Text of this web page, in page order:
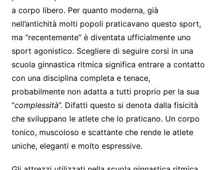
a corpo libero. Per quanto moderna, già
nell’antichità molti popoli praticavano questo sport,
ma “recentemente” è diventata ufficialmente uno
sport agonistico. Scegliere di seguire corsi in una
scuola ginnastica ritmica significa entrare a contatto
con una disciplina completa e tenace,
probabilmente non adatta a tutti proprio per la sua
“complessità”. Difatti questo si denota dalla fisicità
che sviluppano le atlete che lo praticano. Un corpo
tonico, muscoloso e scattante che rende le atlete
uniche, eleganti e molto espressive.